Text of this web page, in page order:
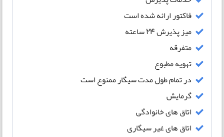
فاکتور ارائه شده است
میز پذیرش 24 ساعته
متفرقه
تهویه مطبوع
در تمام طول مدت سیگار ممنوع است
گرمایش
اتاق های خانوادگی
اتاق های غیر سیگاری